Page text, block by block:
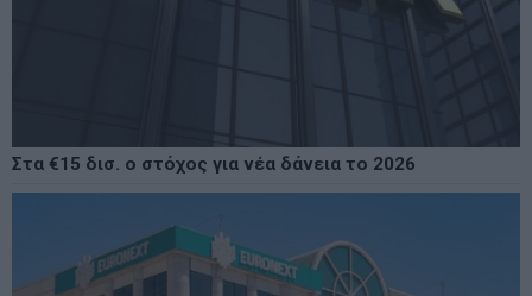
Στα €15 δισ. ο στόχος για νέα δάνεια το 2026